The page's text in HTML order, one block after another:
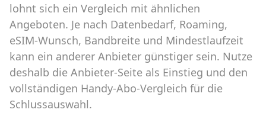
lohnt sich ein Vergleich mit ähnlichen
Angeboten. Je nach Datenbedarf, Roaming,
eSIM-Wunsch, Bandbreite und Mindestlaufzeit
kann ein anderer Anbieter günstiger sein. Nutze
deshalb die Anbieter-Seite als Einstieg und den
vollständigen Handy-Abo-Vergleich für die
Schlussauswahl.